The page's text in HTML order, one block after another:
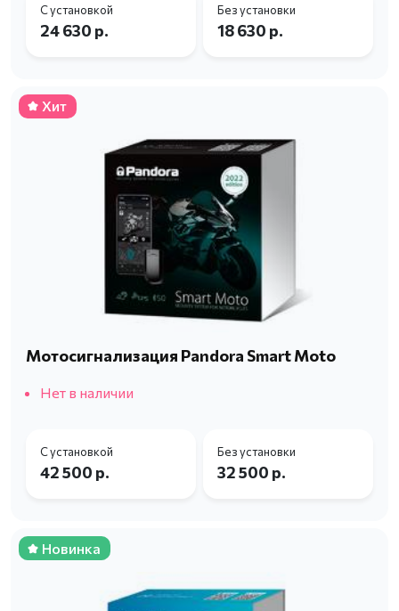
С установкой
24 630 р.
Без установки
18 630 р.
Хит
Мотосигнализация Pandora Smart Moto
Нет в наличии
С установкой
42 500 р.
Без установки
32 500 р.
Новинка